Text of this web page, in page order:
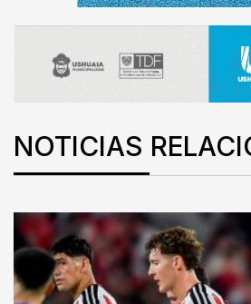
NOTICIAS